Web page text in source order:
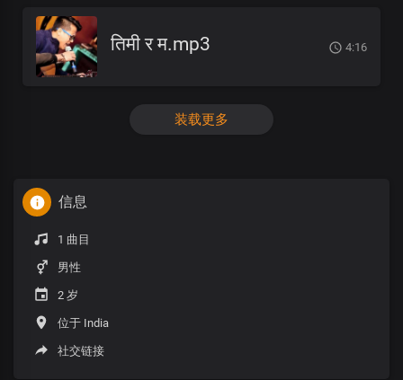
तिमी र म.mp3 4:16
装载更多
信息
1 曲目
男性
2 岁
位于 India
社交链接